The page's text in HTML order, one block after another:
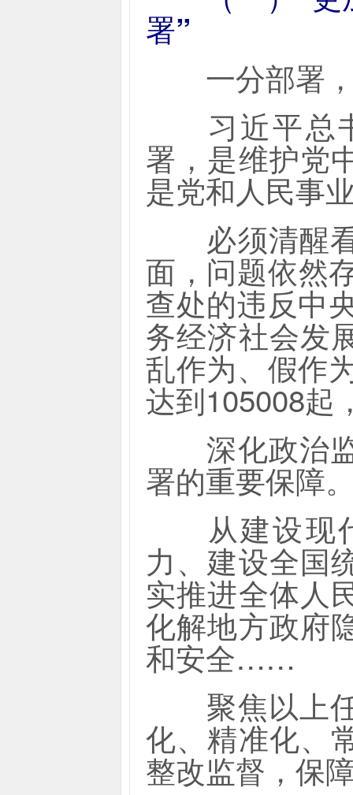
署”
一分部署，
习近平总书
署，是维护党
是党和人民事
必须清醒看
面，问题依然
查处的违反中
务经济社会发
乱作为、假作
达到105008起
深化政治监
署的重要保障
从建设现代
力、建设全国
实推进全体人
化解地方政府
和安全……
聚焦以上任
化、精准化、
整改监督，保